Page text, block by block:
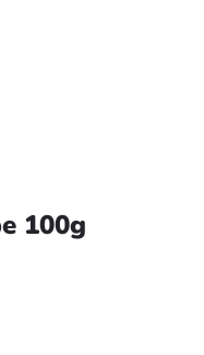
100g